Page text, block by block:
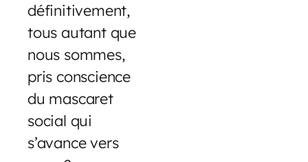
définitivement,
tous autant que
nous sommes,
pris conscience
du mascaret
social qui
s’avance vers